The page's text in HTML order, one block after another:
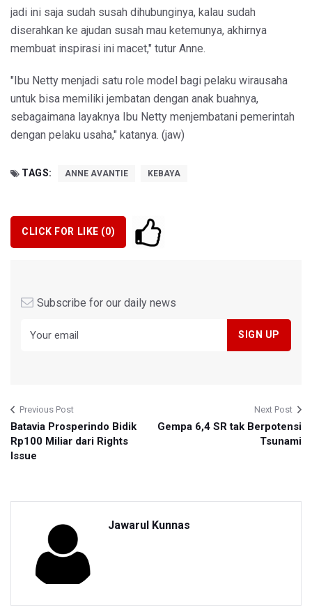
jadi ini saja sudah susah dihubunginya, kalau sudah
diserahkan ke ajudan susah mau ketemunya, akhirnya
membuat inspirasi ini macet," tutur Anne.
"Ibu Netty menjadi satu role model bagi pelaku wirausaha
untuk bisa memiliki jembatan dengan anak buahnya,
sebagaimana layaknya Ibu Netty menjembatani pemerintah
dengan pelaku usaha," katanya. (jaw)
TAGS: ANNE AVANTIE KEBAYA
CLICK FOR LIKE (0)
Subscribe for our daily news
Previous Post
Batavia Prosperindo Bidik
Rp100 Miliar dari Rights
Issue
Next Post
Gempa 6,4 SR tak Berpotensi
Tsunami
Jawarul Kunnas